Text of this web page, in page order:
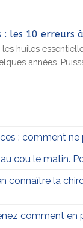
: les 10 erreurs
huiles
années.
: comment ne
cou le matin.
connaître la
comment